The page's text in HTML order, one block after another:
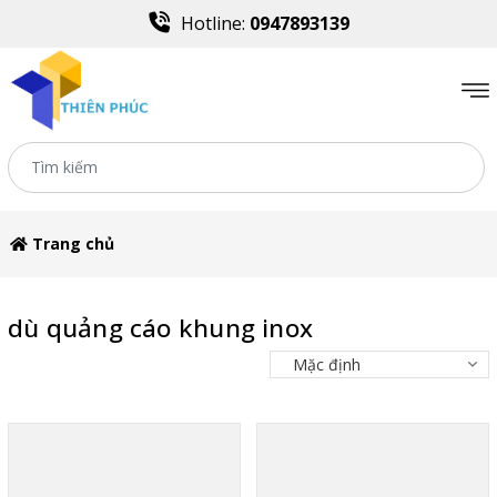
Hotline: 0947893139
Trang chủ
dù quảng cáo khung inox